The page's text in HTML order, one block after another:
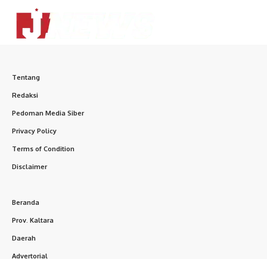
Tentang
Redaksi
Pedoman Media Siber
Privacy Policy
Terms of Condition
Disclaimer
Beranda
Prov. Kaltara
Daerah
Advertorial